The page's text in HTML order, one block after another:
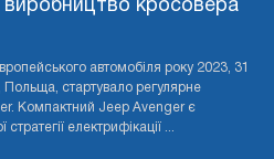
кросовера
автомобіля року 2023, 31
Польща, стартувало регулярне
Компактний Jeep Avenger є
електрифікації ...